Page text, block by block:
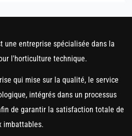
une entreprise spécialisée dans la
l'horticulture technique.
qui mise sur la qualité, le service
intégrés dans un processus
de garantir la satisfaction totale de
imbattables.